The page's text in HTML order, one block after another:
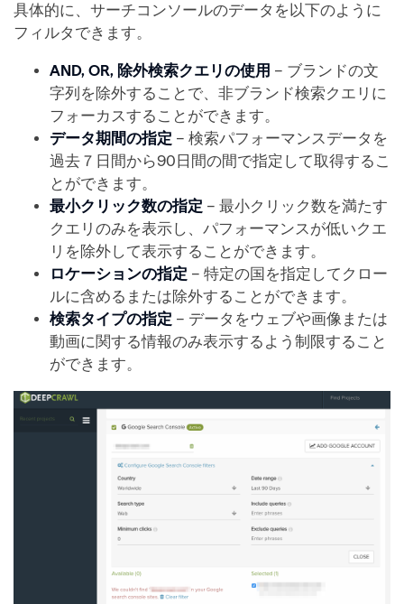
具体的に、サーチコンソールのデータを以下のように
フィルタできます。
AND, OR, 除外検索クエリの使用 – ブランドの文
字列を除外することで、非ブランド検索クエリに
フォーカスすることができます。
データ期間の指定 – 検索パフォーマンスデータを
過去７日間から90日間の間で指定して取得するこ
とができます。
最小クリック数の指定 – 最小クリック数を満たす
クエリのみを表示し、パフォーマンスが低いクエ
リを除外して表示することができます。
ロケーションの指定 – 特定の国を指定してクロー
ルに含めるまたは除外することができます。
検索タイプの指定 – データをウェブや画像または
動画に関する情報のみ表示するよう制限すること
ができます。